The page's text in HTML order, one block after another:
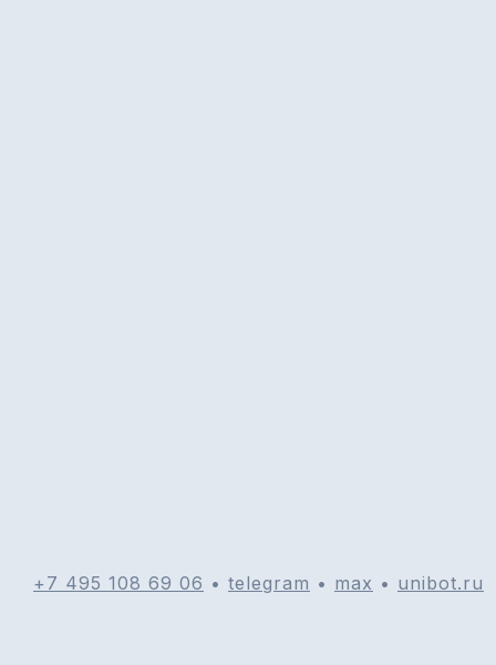
+7 495 108 69 06 • telegram • max • unibot.ru